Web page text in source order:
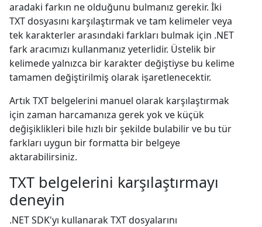
aradaki farkın ne olduğunu bulmanız gerekir. İki
TXT dosyasını karşılaştırmak ve tam kelimeler veya
tek karakterler arasındaki farkları bulmak için .NET
fark aracımızı kullanmanız yeterlidir. Üstelik bir
kelimede yalnızca bir karakter değiştiyse bu kelime
tamamen değiştirilmiş olarak işaretlenecektir.
Artık TXT belgelerini manuel olarak karşılaştırmak
için zaman harcamanıza gerek yok ve küçük
değişiklikleri bile hızlı bir şekilde bulabilir ve bu tür
farkları uygun bir formatta bir belgeye
aktarabilirsiniz.
TXT belgelerini karşılaştırmayı
deneyin
.NET SDK'yı kullanarak TXT dosyalarını